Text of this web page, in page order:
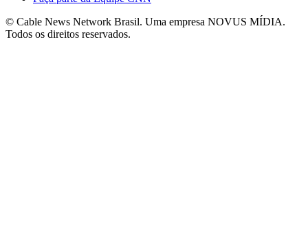
© Cable News Network Brasil. Uma empresa NOVUS MÍDIA.
Todos os direitos reservados.